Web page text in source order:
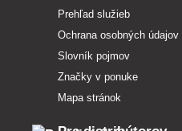
Prehľad služieb
Ochrana osobných údajov
Slovník pojmov
Značky v ponuke
Mapa stránok